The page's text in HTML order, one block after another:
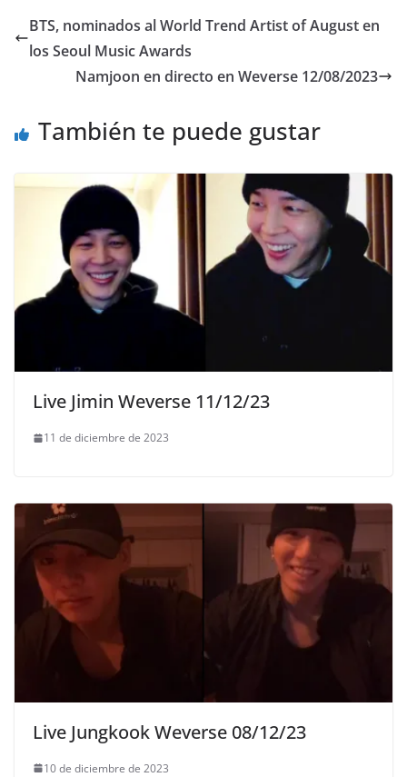
BTS, nominados al World Trend Artist of August en
los Seoul Music Awards
Namjoon en directo en Weverse 12/08/2023
También te puede gustar
Live Jimin Weverse 11/12/23
11 de diciembre de 2023
Live Jungkook Weverse 08/12/23
10 de diciembre de 2023